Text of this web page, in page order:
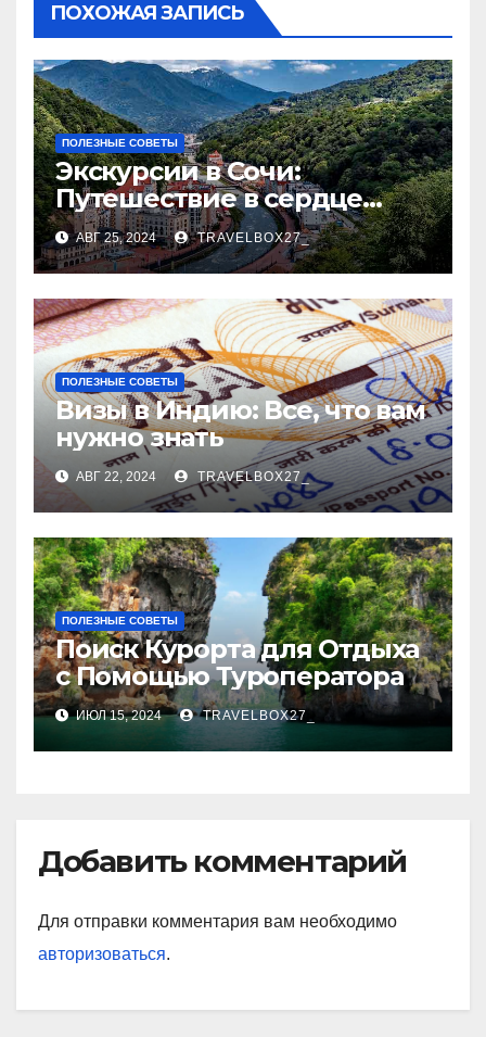
ПОХОЖАЯ ЗАПИСЬ
ПОЛЕЗНЫЕ СОВЕТЫ
Экскурсии в Сочи:
Путешествие в сердце
Черноморского курорта
АВГ 25, 2024 TRAVELBOX27_
ПОЛЕЗНЫЕ СОВЕТЫ
Визы в Индию: Все, что вам
нужно знать
АВГ 22, 2024 TRAVELBOX27_
ПОЛЕЗНЫЕ СОВЕТЫ
Поиск Курорта для Отдыха
с Помощью Туроператора
ИЮЛ 15, 2024 TRAVELBOX27_
Добавить комментарий
Для отправки комментария вам необходимо
авторизоваться.